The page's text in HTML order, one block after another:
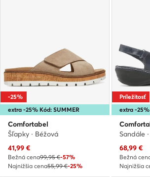
extra -25% Kód: SUMMER
-25%
Comfortabel
Šľapky · Béžová
Aktuálna cena
41,99 €
Bežná cena99,95 €-57%
Najnižšia cena55,99 €-25%
extra -
Príležitosť
Sandále
Aktuálna
68,99 €
Bežná
Najnižšia